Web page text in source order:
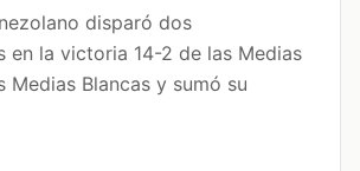
disparó dos
en la victoria 14-2 de las Medias
Medias Blancas y sumó su